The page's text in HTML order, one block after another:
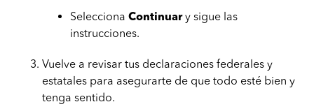
Selecciona Continuary sigue las
instrucciones.
Vuelve a revisar tus declaraciones federales y
estatales para asegurarte de que todo esté bien y
tenga sentido.